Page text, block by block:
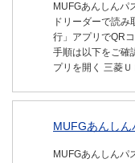
MUFGあんしんパ
ドリーダーで読
行」アプリでQR
手順は以下をご確
プリを開く 三菱
MUFGあんしん
MUFGあんしんパ